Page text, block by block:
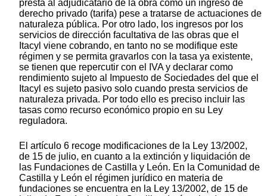
presta al adjudicatario de la obra como un ingreso de
derecho privado (tarifa) pese a tratarse de actuaciones de
naturaleza pública. Por otro lado, los ingresos por los
servicios de dirección facultativa de las obras que el
Itacyl viene cobrando, en tanto no se modifique este
régimen y se permita gravarlos con la tasa ya existente,
se tienen que repercutir con el IVA y declarar como
rendimiento sujeto al Impuesto de Sociedades del que el
Itacyl es sujeto pasivo solo cuando presta servicios de
naturaleza privada. Por todo ello es preciso incluir las
tasas como recurso económico propio en su Ley
reguladora.
El artículo 6 recoge modificaciones de la Ley 13/2002,
de 15 de julio, en cuanto a la extinción y liquidación de
las Fundaciones de Castilla y León. En la Comunidad de
Castilla y León el régimen jurídico en materia de
fundaciones se encuentra en la Ley 13/2002, de 15 de